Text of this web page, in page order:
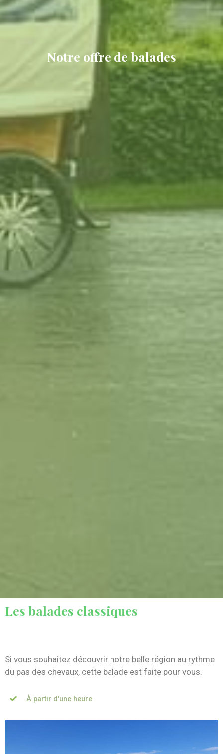
Notre offre de balades
Les balades classiques
Si vous souhaitez découvrir notre belle région au rythme
du pas des chevaux, cette balade est faite pour vous.
À partir d'une heure